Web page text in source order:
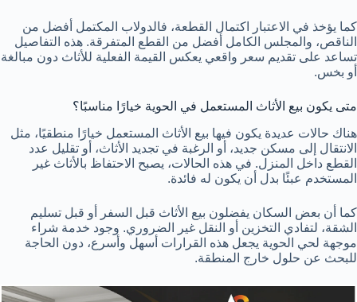
كما يؤخذ في الاعتبار اكتمال القطعة، فالدولاب المكتمل أفضل من
الناقص، والمجلس الكامل أفضل من القطع المتفرقة. هذه التفاصيل
تساعد على تقديم سعر واقعي يعكس القيمة الفعلية للأثاث دون مبالغة
أو بخس.
متى يكون بيع الأثاث المستعمل في الحوية خيارًا مناسبًا؟
هناك حالات عديدة يكون فيها بيع الأثاث المستعمل خيارًا منطقيًا، مثل
الانتقال إلى مسكن جديد، أو الرغبة في تجديد الأثاث، أو تقليل عدد
القطع داخل المنزل. في هذه الحالات، يصبح الاحتفاظ بالأثاث غير
المستخدم عبئًا بدل أن يكون له فائدة.
كما أن بعض السكان يفضلون بيع الأثاث قبل السفر أو قبل تسليم
الشقة، لتفادي التخزين أو النقل غير الضروري. وجود خدمة شراء
موجهة لحي الحوية يجعل هذه القرارات أسهل وأسرع، دون الحاجة
للبحث عن حلول خارج المنطقة.